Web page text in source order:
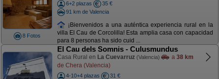
8 Fotos
6+2 plazas
35 €
91 km de Valencia
¡Bienvenidos a una auténtica experiencia rural en la
villa El Cau de Corcolilla! Esta amplia casa con capacidad
para 8 personas ha sido cuid ...
El Cau dels Somnis - Culusmundus
Casa Rural en La Cuevarruz (Valencia) a 38 km
de Chera (Valencia)
4-10+4 plazas
31 €